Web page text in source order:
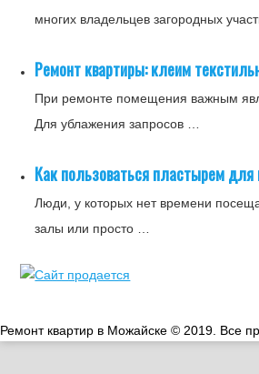
многих владельцев загородных
Ремонт квартиры: клеим
При ремонте помещения важным
Для ублажения запросов …
Как пользоваться пластырем для
Люди, у которых нет времени
залы или просто …
Ремонт квартир в Можайске © 2019. Все